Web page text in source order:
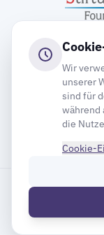
© 2026
Wir
unserer
sind für
während
die
Cookie-